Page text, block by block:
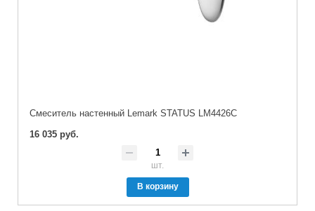
Cмеситель настенный Lemark STATUS LM4426C
16 035 руб.
шт.
В корзину